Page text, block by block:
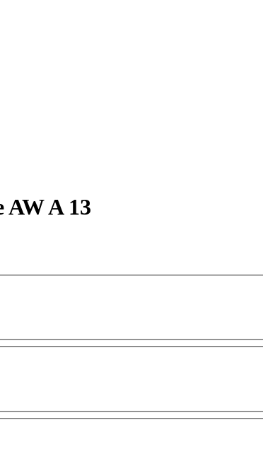
AW A 13